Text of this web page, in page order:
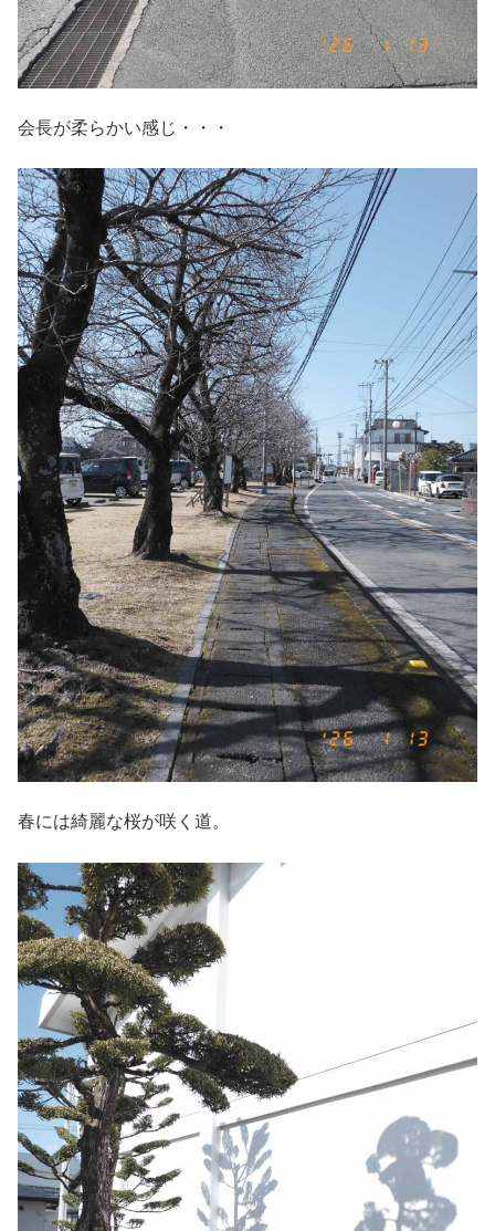
会長が柔らかい感じ・・・
春には綺麗な桜が咲く道。